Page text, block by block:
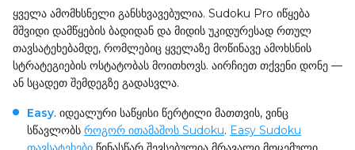
ყველა ამომხსნელი განსხვავებულია. Sudoku Pro იწყება
მშვიდი დამწყების ბადიდან და მიდის უკიდურესად რთულ
თავსატეხებამდე, რომლებიც ყველაზე მოწინავე ამოხსნის
სტრატეგიების ოსტატობას მოითხოვს. აირჩიეთ თქვენი დონე —
ან სცადეთ შემდეგზე გადასვლა.
Easy. იდეალური საწყისი წერტილი მათთვის, ვინც
სწავლობს როგორ ითამაშოს Sudoku. Easy Sudoku